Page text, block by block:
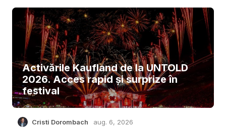
Activările Kaufland de la UNTOLD
2026. Acces rapid și surprize în
festival
Cristi Dorombach aug. 6, 2026